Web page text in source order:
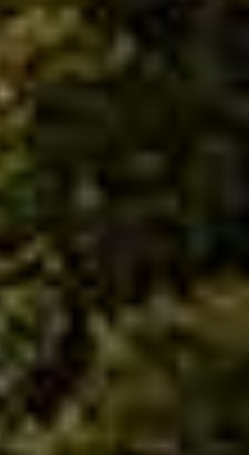
Zahnklinik in Waldshut, direkt an
erlebst du Zahnmedizin auf
– persönlich, menschlich und mit
wurde Dr. Dr. Andreas Dorow in
– doch du musst nicht bis an die
um international ausgezeichnete
in Waldshut – bei deinem
Dorow Clinic.
wenn du dich
traust zu lächeln?
sind schöner als
– hier siehst du